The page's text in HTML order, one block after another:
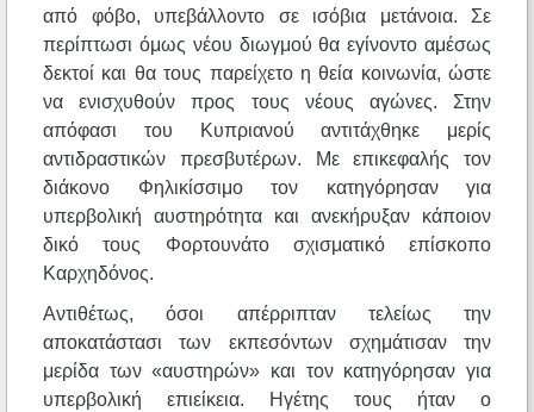
από φόβο, υπεβάλλοντο σε ισόβια μετάνοια. Σε
περίπτωσι όμως νέου διωγμού θα εγίνοντο αμέσως
δεκτοί και θα τους παρείχετο η θεία κοινωνία, ώστε
να ενισχυθούν προς τους νέους αγώνες. Στην
απόφασι του Κυπριανού αντιτάχθηκε μερίς
αντιδραστικών πρεσβυτέρων. Με επικεφαλής τον
διάκονο Φηλικίσσιμο τον κατηγόρησαν για
υπερβολική αυστηρότητα και ανεκήρυξαν κάποιον
δικό τους Φορτουνάτο σχισματικό επίσκοπο
Καρχηδόνος.
Αντιθέτως, όσοι απέρριπταν τελείως την
αποκατάστασι των εκπεσόντων σχημάτισαν την
μερίδα των «αυστηρών» και τον κατηγόρησαν για
υπερβολική επιείκεια. Ηγέτης τους ήταν ο